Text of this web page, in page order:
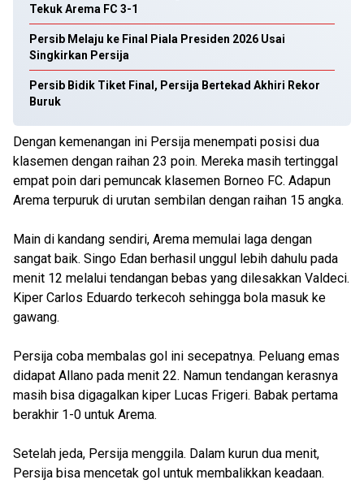
Tekuk Arema FC 3-1
Persib Melaju ke Final Piala Presiden 2026 Usai
Singkirkan Persija
Persib Bidik Tiket Final, Persija Bertekad Akhiri Rekor
Buruk
Dengan kemenangan ini Persija menempati posisi dua
klasemen dengan raihan 23 poin. Mereka masih tertinggal
empat poin dari pemuncak klasemen Borneo FC. Adapun
Arema terpuruk di urutan sembilan dengan raihan 15 angka.
Main di kandang sendiri, Arema memulai laga dengan
sangat baik. Singo Edan berhasil unggul lebih dahulu pada
menit 12 melalui tendangan bebas yang dilesakkan Valdeci.
Kiper Carlos Eduardo terkecoh sehingga bola masuk ke
gawang.
Persija coba membalas gol ini secepatnya. Peluang emas
didapat Allano pada menit 22. Namun tendangan kerasnya
masih bisa digagalkan kiper Lucas Frigeri. Babak pertama
berakhir 1-0 untuk Arema.
Setelah jeda, Persija menggila. Dalam kurun dua menit,
Persija bisa mencetak gol untuk membalikkan keadaan.